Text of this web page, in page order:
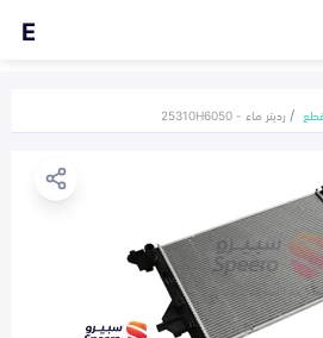
E
رديتر ماء - 25310H6050